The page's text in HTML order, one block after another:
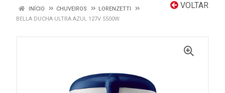
VOLTAR
INÍCIO CHUVEIROS
LORENZETTI
BELLA DUCHA ULTRA AZUL 127V 5500W